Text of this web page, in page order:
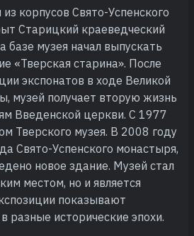
корпусов Свято-Успенского
Старицкий краеведческий
базе музея начал выпускать
«Тверская старина». После
экспонатов в ходе Великой
музей получает вторую жизнь
Введенской церкви. С 1977
Тверского музея. В 2008 году
Свято-Успенского монастыря,
новое здание. Музей стал
местом, но и является
показывают
разные исторические эпохи.